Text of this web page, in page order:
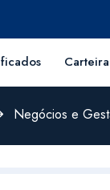
Negócios e